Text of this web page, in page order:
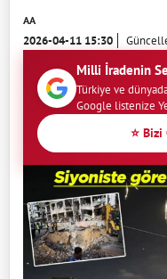
AA
2026-04-11 15:30
Milli İradenin
Türkiye ve
Google listenize
⭐